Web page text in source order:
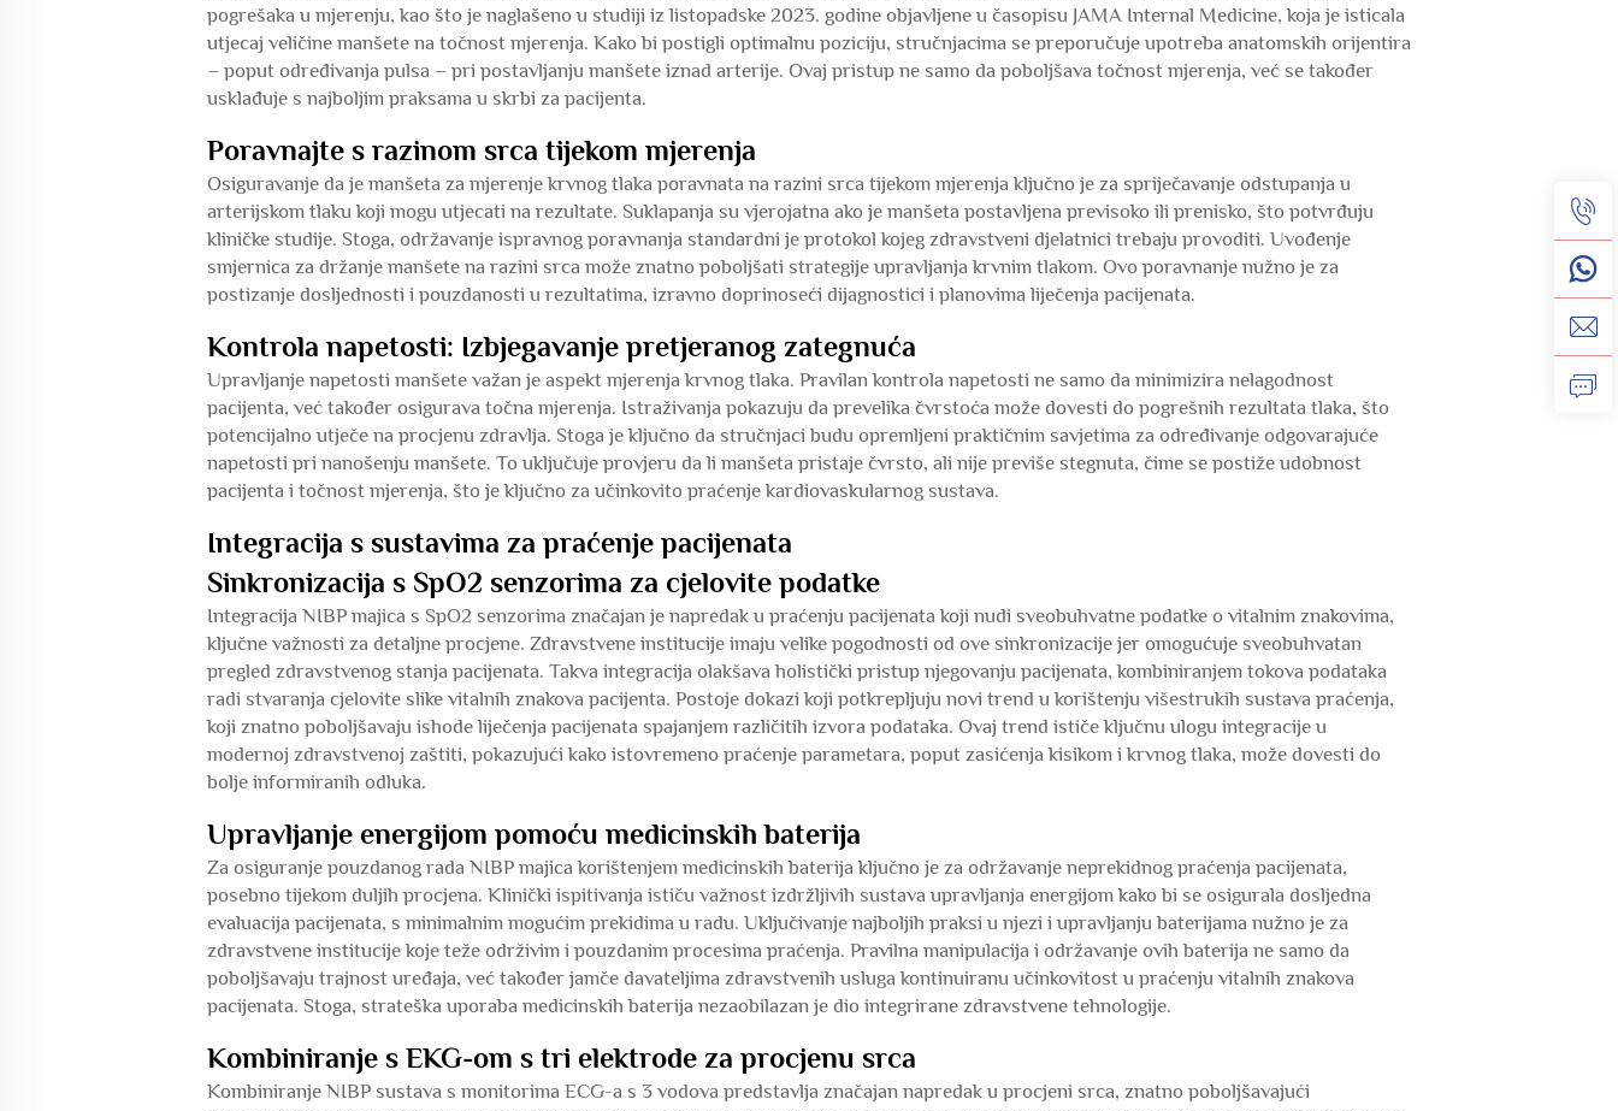
pogrešaka u mjerenju, kao što je naglašeno u studiji iz listopadske 2023. godine objavljene u časopisu JAMA Internal Medicine, koja je isticala
utjecaj veličine manšete na točnost mjerenja. Kako bi postigli optimalnu poziciju, stručnjacima se preporučuje upotreba anatomskih orijentira
– poput određivanja pulsa – pri postavljanju manšete iznad arterije. Ovaj pristup ne samo da poboljšava točnost mjerenja, već se također
usklađuje s najboljim praksama u skrbi za pacijenta.
Poravnajte s razinom srca tijekom mjerenja
Osiguravanje da je manšeta za mjerenje krvnog tlaka poravnata na razini srca tijekom mjerenja ključno je za spriječavanje odstupanja u
arterijskom tlaku koji mogu utjecati na rezultate. Suklapanja su vjerojatna ako je manšeta postavljena previsoko ili prenisko, što potvrđuju
kliničke studije. Stoga, održavanje ispravnog poravnanja standardni je protokol kojeg zdravstveni djelatnici trebaju provoditi. Uvođenje
smjernica za držanje manšete na razini srca može znatno poboljšati strategije upravljanja krvnim tlakom. Ovo poravnanje nužno je za
postizanje dosljednosti i pouzdanosti u rezultatima, izravno doprinoseći dijagnostici i planovima liječenja pacijenata.
Kontrola napetosti: Izbjegavanje pretjeranog zategnuća
Upravljanje napetosti manšete važan je aspekt mjerenja krvnog tlaka. Pravilan kontrola napetosti ne samo da minimizira nelagodnost
pacijenta, već također osigurava točna mjerenja. Istraživanja pokazuju da prevelika čvrstoća može dovesti do pogrešnih rezultata tlaka, što
potencijalno utječe na procjenu zdravlja. Stoga je ključno da stručnjaci budu opremljeni praktičnim savjetima za određivanje odgovarajuće
napetosti pri nanošenju manšete. To uključuje provjeru da li manšeta pristaje čvrsto, ali nije previše stegnuta, čime se postiže udobnost
pacijenta i točnost mjerenja, što je ključno za učinkovito praćenje kardiovaskularnog sustava.
Integracija s sustavima za praćenje pacijenata
Sinkronizacija s SpO2 senzorima za cjelovite podatke
Integracija NIBP majica s SpO2 senzorima značajan je napredak u praćenju pacijenata koji nudi sveobuhvatne podatke o vitalnim znakovima,
ključne važnosti za detaljne procjene. Zdravstvene institucije imaju velike pogodnosti od ove sinkronizacije jer omogućuje sveobuhvatan
pregled zdravstvenog stanja pacijenata. Takva integracija olakšava holistički pristup njegovanju pacijenata, kombiniranjem tokova podataka
radi stvaranja cjelovite slike vitalnih znakova pacijenta. Postoje dokazi koji potkrepljuju novi trend u korištenju višestrukih sustava praćenja,
koji znatno poboljšavaju ishode liječenja pacijenata spajanjem različitih izvora podataka. Ovaj trend ističe ključnu ulogu integracije u
modernoj zdravstvenoj zaštiti, pokazujući kako istovremeno praćenje parametara, poput zasićenja kisikom i krvnog tlaka, može dovesti do
bolje informiranih odluka.
Upravljanje energijom pomoću medicinskih baterija
Za osiguranje pouzdanog rada NIBP majica korištenjem medicinskih baterija ključno je za održavanje neprekidnog praćenja pacijenata,
posebno tijekom duljih procjena. Klinički ispitivanja ističu važnost izdržljivih sustava upravljanja energijom kako bi se osigurala dosljedna
evaluacija pacijenata, s minimalnim mogućim prekidima u radu. Uključivanje najboljih praksi u njezi i upravljanju baterijama nužno je za
zdravstvene institucije koje teže održivim i pouzdanim procesima praćenja. Pravilna manipulacija i održavanje ovih baterija ne samo da
poboljšavaju trajnost uređaja, već također jamče davateljima zdravstvenih usluga kontinuiranu učinkovitost u praćenju vitalnih znakova
pacijenata. Stoga, strateška uporaba medicinskih baterija nezaobilazan je dio integrirane zdravstvene tehnologije.
Kombiniranje s EKG-om s tri elektrode za procjenu srca
Kombiniranje NIBP sustava s monitorima ECG-a s 3 vodova predstavlja značajan napredak u procjeni srca, znatno poboljšavajući